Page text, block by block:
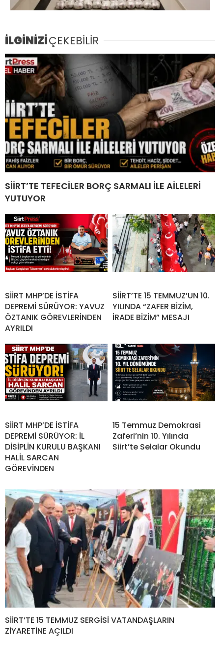
İLGİNİZİÇEKEBİLİR
SİİRT’TE TEFECİLER BORÇ SARMALI İLE AİLELERİ
YUTUYOR
SİİRT MHP’DE İSTİFA
DEPREMİ SÜRÜYOR: YAVUZ
ÖZTANIK GÖREVLERİNDEN
AYRILDI
SİİRT’TE 15 TEMMUZ’UN 10.
YILINDA “ZAFER BİZİM,
İRADE BİZİM” MESAJI
SİİRT MHP’DE İSTİFA
DEPREMİ SÜRÜYOR: İL
DİSİPLİN KURULU BAŞKANI
HALİL SARCAN
GÖREVİNDEN
15 Temmuz Demokrasi
Zaferi’nin 10. Yılında
Siirt’te Selalar Okundu
SİİRT’TE 15 TEMMUZ SERGİSİ VATANDAŞLARIN
ZİYARETİNE AÇILDI